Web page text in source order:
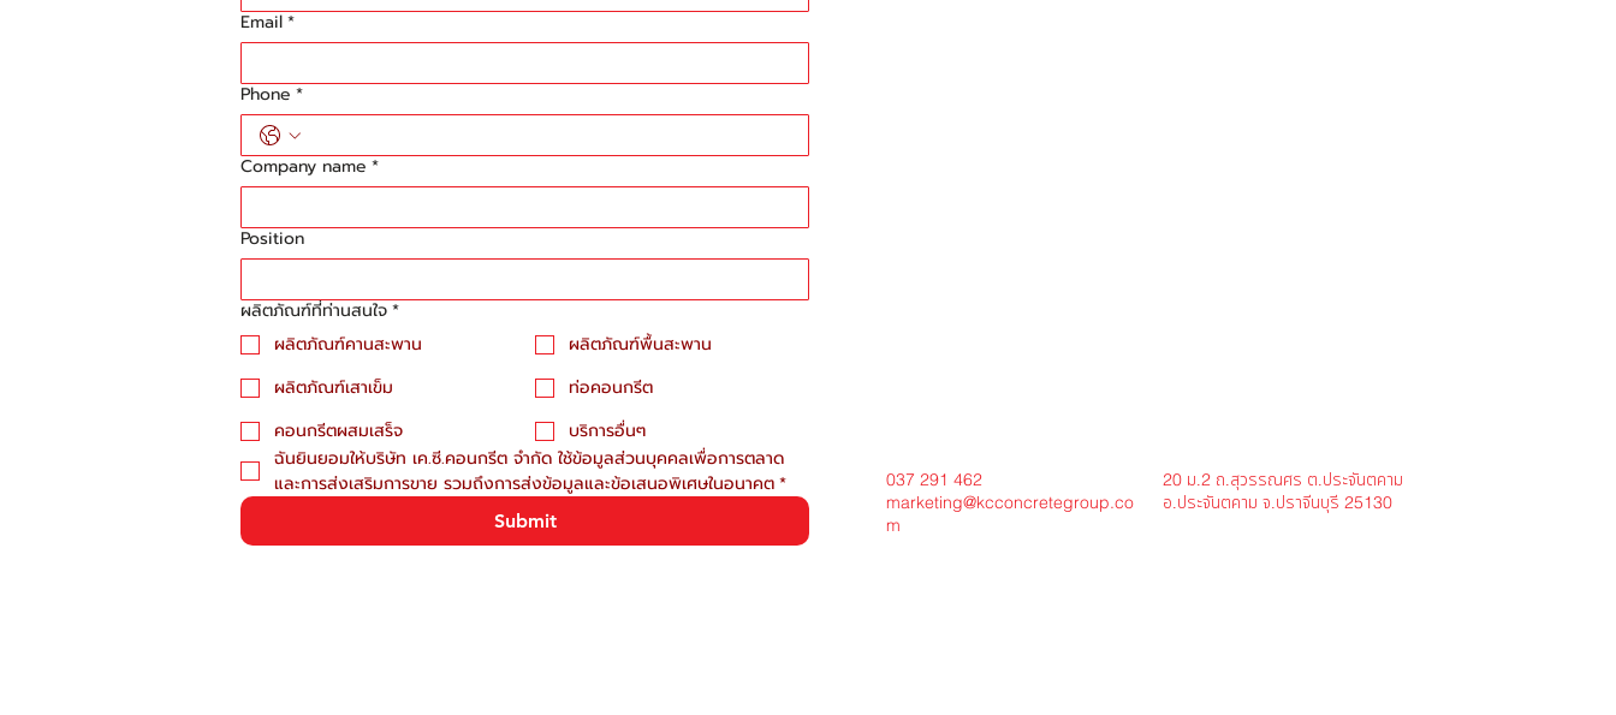
Email*
Phone *
Company name *
Position
ผลิตภัณฑ์ที่ท่านสนใจ*
ผลิตภัณฑ์คานสะพาน
ผลิตภัณฑ์พื้นสะพาน
ผลิตภัณฑ์เสาเข็ม
ท่อคอนกรีต
คอนกรีตผสมเสร็จ
บริการอื่นๆ
ฉันยินยอมให้บริษัท เค.ซี.คอนกรีต จำกัด ใช้ข้อมูลส่วนบุคคลเพื่อการตลาด
และการส่งเสริมการขาย รวมถึงการส่งข้อมูลและข้อเสนอพิเศษในอนาคต*
Submit
037 291 462
marketing@kcconcretegroup.co
m
20 ม.2 ถ.สุวรรณศร ต.ประจันตคาม
อ.ประจันตคาม จ.ปราจีนบุรี 25130